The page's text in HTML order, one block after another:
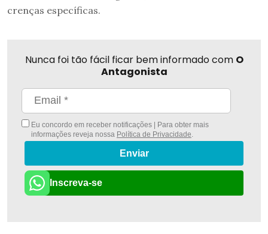
crenças específicas.
Nunca foi tão fácil ficar bem informado com O
Antagonista
Eu concordo em receber notificações | Para obter mais
informações reveja nossa Política de Privacidade
Enviar
Inscreva-se